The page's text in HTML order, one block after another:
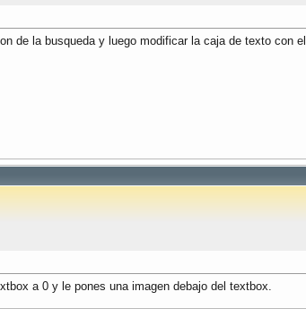
de la busqueda y luego modificar la caja de texto con
a 0 y le pones una imagen debajo del textbox.